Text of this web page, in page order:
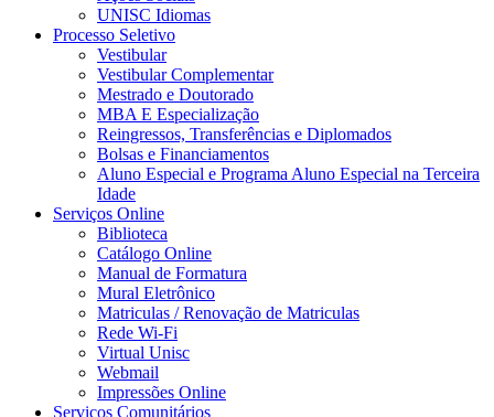
UNISC Idiomas
Processo Seletivo
Vestibular
Vestibular Complementar
Mestrado e Doutorado
MBA E Especialização
Reingressos, Transferências e Diplomados
Bolsas e Financiamentos
Aluno Especial e Programa Aluno Especial na Terceira
Idade
Serviços Online
Biblioteca
Catálogo Online
Manual de Formatura
Mural Eletrônico
Matriculas / Renovação de Matriculas
Rede Wi-Fi
Virtual Unisc
Webmail
Impressões Online
Serviços Comunitários